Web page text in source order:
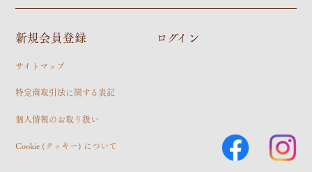
新規会員登録 ログイン
サイトマップ
特定商取引法に関する表記
個人情報のお取り扱い
Cookie (クッキー) について